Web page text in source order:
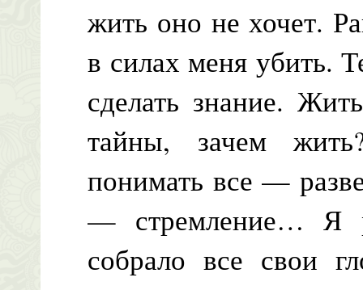
жить оно не хочет.
в силах меня убить.
сделать знание.
тайны, зачем
понимать все —
— стремление… Я
собрало все свои